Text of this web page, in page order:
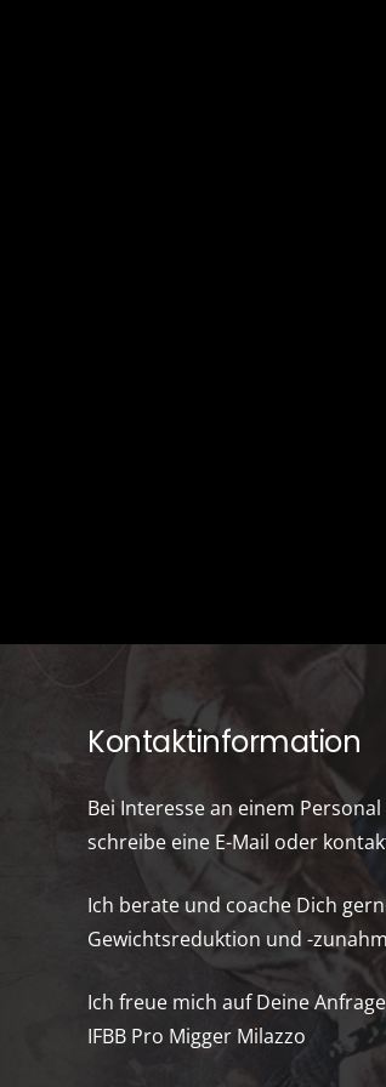
Kontaktinformation
Bei Interesse an einem
schreibe eine E-Mail oder
Ich berate und coache Dich
Gewichtsreduktion und -
Ich freue mich auf Deine Anfrage
IFBB Pro Migger Milazzo